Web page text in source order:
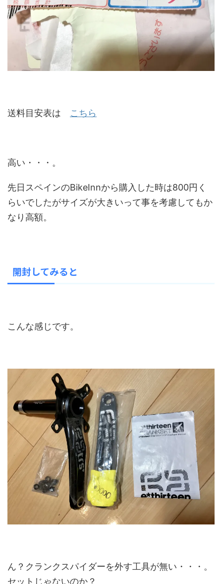
送料目安表は こちら
高い・・・。
先日スペインのBikeInnから購入した時は800円く
らいでしたがサイズが大きいって事を考慮してもか
なり高額。
開封してみると
こんな感じです。
ん？クランクスパイダーを外す工具が無い・・・。
セットじゃないのか？